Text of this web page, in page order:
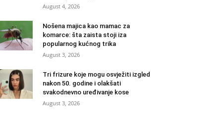
August 4, 2026
Nošena majica kao mamac za
komarce: šta zaista stoji iza
popularnog kućnog trika
August 3, 2026
Tri frizure koje mogu osvježiti izgled
nakon 50. godine i olakšati
svakodnevno uređivanje kose
August 3, 2026